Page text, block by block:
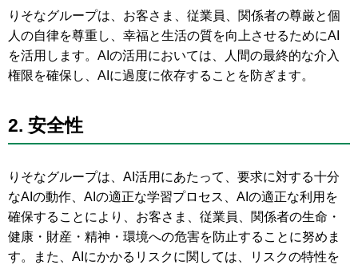
りそなグループは、お客さま、従業員、関係者の尊厳と個
人の自律を尊重し、幸福と生活の質を向上させるためにAI
を活用します。AIの活用においては、人間の最終的な介入
権限を確保し、AIに過度に依存することを防ぎます。
2. 安全性
りそなグループは、AI活用にあたって、要求に対する十分
なAIの動作、AIの適正な学習プロセス、AIの適正な利用を
確保することにより、お客さま、従業員、関係者の生命・
健康・財産・精神・環境への危害を防止することに努めま
す。また、AIにかかるリスクに関しては、リスクの特性を